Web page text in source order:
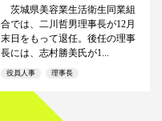
茨城県美容業生活衛生同業組
合では、二川哲男理事長が12月
末日をもって退任。後任の理事
長には、志村勝美氏が1...
役員人事 理事長